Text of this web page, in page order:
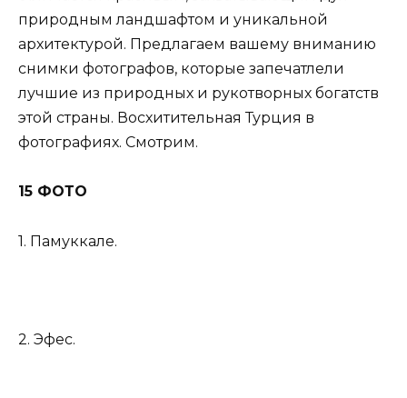
природным ландшафтом и уникальной
архитектурой. Предлагаем вашему вниманию
снимки фотографов, которые запечатлели
лучшие из природных и рукотворных богатств
этой страны. Восхитительная Турция в
фотографиях. Смотрим.
15 ФОТО
1. Памуккале.
2. Эфес.